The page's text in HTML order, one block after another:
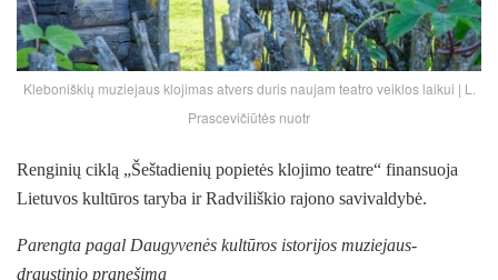
Kleboniškių muziejaus klojimas atvers duris naujam teatro veiklos laikui | L.
Prascevičiūtės nuotr
Renginių ciklą „Šeštadienių popietės klojimo teatre“ finansuoja
Lietuvos kultūros taryba ir Radviliškio rajono savivaldybė.
Parengta pagal Daugyvenės kultūros istorijos muziejaus-
draustinio pranešimą